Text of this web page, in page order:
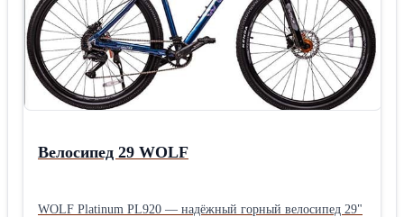
идеального питомца. Звоните и приезжайте знакомиться!
Велосипед 29 WOLF
WOLF Platinum PL920 — надёжный горный велосипед 29"